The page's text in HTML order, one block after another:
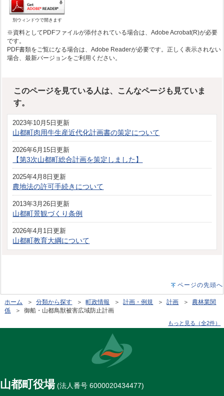
別ウィンドウで開きます
※資料としてPDFファイルが添付されている場合は、Adobe Acrobat(R)が必要
です。
PDF書類をご覧になる場合は、Adobe Readerが必要です。正しく表示されない
場合、最新バージョンをご利用ください。
このページを見ている人は、こんなページも見ていま
す。
2023年10月5日更新
山都町肉用牛生産近代化計画書の策定について
2026年6月15日更新
【第3次山都町総合計画を策定しました】
2025年4月8日更新
農地法の許可手続きについて
2013年3月26日更新
山都町景観づくり条例
2026年4月1日更新
山都町教育大綱について
ページの先頭へ
ホーム ＞分類から探す ＞町政情報 ＞計画・例規 ＞計画 ＞ 農林業関
係 ＞ 御船・山都鳥獣被害広域防止計画
もっと見る（全2件）
山都町役場(法人番号 6000020434477)